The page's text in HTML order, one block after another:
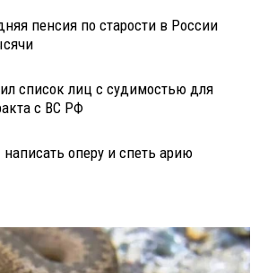
пенсия по старости в России
список лиц с судимостью для
с ВС РФ
оперу и спеть арию